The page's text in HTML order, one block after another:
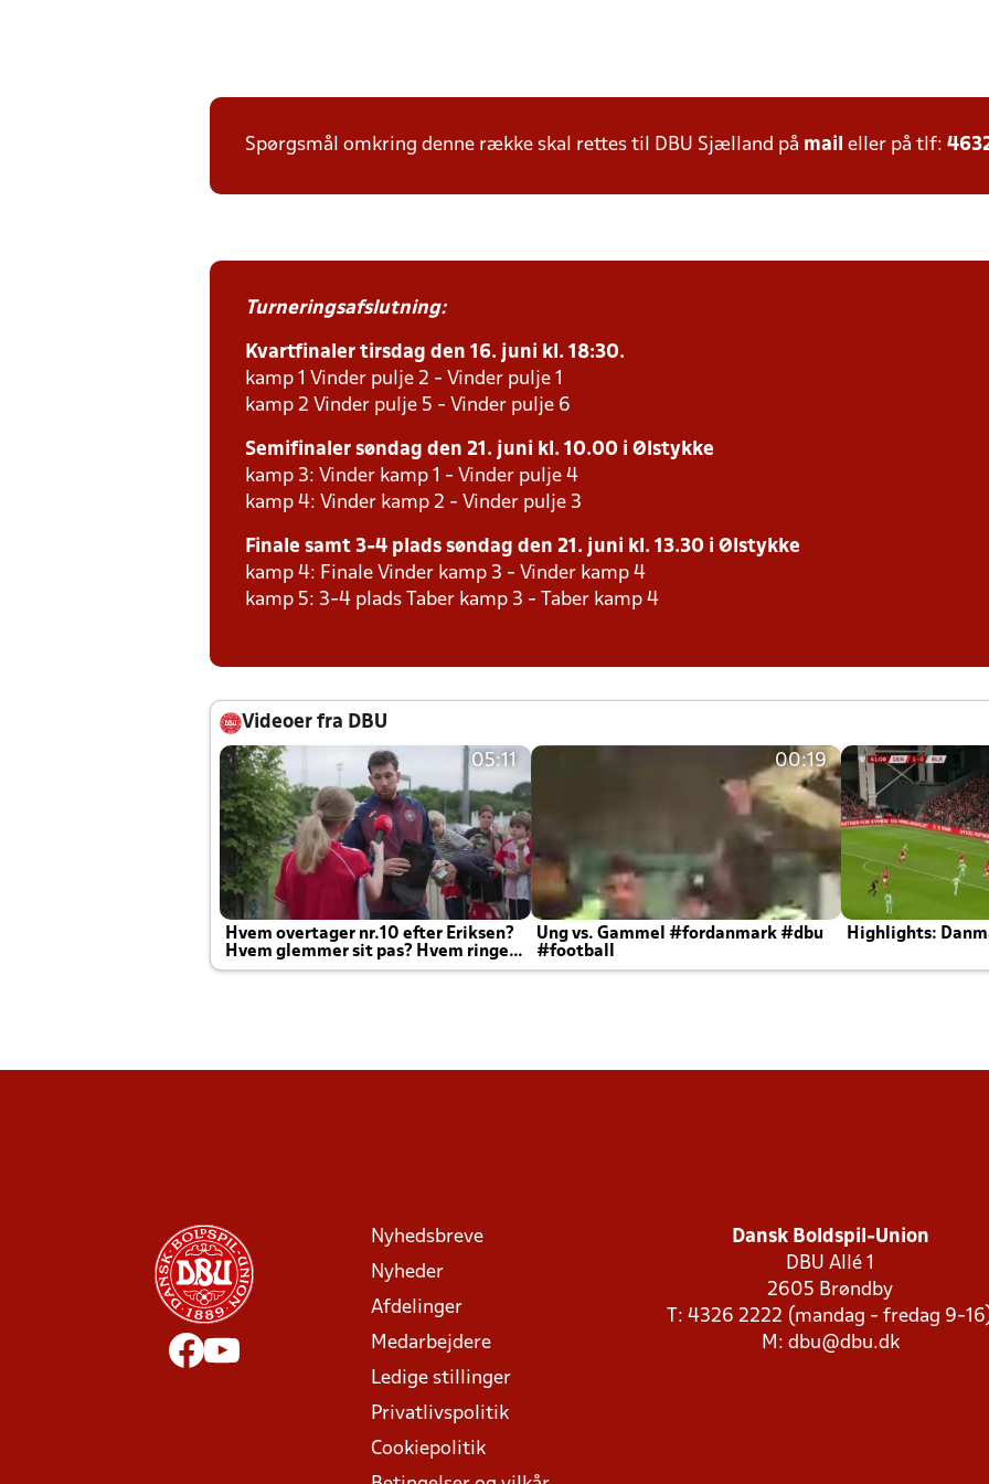
Spørgsmål omkring denne række skal rettes til DBU Sjælland på mail eller på tlf:
Turneringsafslutning:
Kvartfinaler tirsdag den 16. juni kl. 18:30.
kamp 1 Vinder pulje 2 - Vinder pulje 1
kamp 2 Vinder pulje 5 - Vinder pulje 6
Semifinaler søndag den 21. juni kl. 10.00 i Ølstykke
kamp 3: Vinder kamp 1 - Vinder pulje 4
kamp 4: Vinder kamp 2 - Vinder pulje 3
Finale samt 3-4 plads søndag den 21. juni kl. 13.30 i Ølstykke
kamp 4: Finale Vinder kamp 3 - Vinder kamp 4
kamp 5: 3-4 plads Taber kamp 3 - Taber kamp 4
Videoer fra DBU
05:11
Hvem overtager nr.10 efter Eriksen?
Hvem glemmer sit pas? Hvem ringer
Joachim altid til efter kampe?
00:19
Ung vs. Gammel #fordanmark #dbu
#football
Highlights:
Nyhedsbreve
Nyheder
Afdelinger
Medarbejdere
Ledige stillinger
Privatlivspolitik
Cookiepolitik
Dansk Boldspil-Union
DBU Allé 1
2605 Brøndby
T: 4326 2222 (mandag - fredag 9-
M: dbu@dbu.dk